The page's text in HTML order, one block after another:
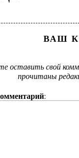
ход:
ВАШ
оставить свой
прочитаны
: